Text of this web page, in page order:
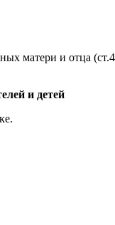
матери и отца
и детей